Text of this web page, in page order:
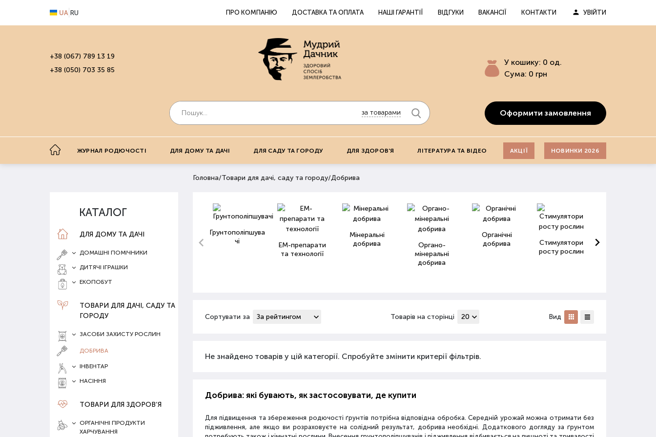
UA RU ПРО КОМПАНІЮ ДОСТАВКА ТА ОПЛАТА НАШІ ГАРАНТІЇ ВІДГУКИ ВАКАНСІЇ КОНТАКТИ УВІЙТИ
+38 (067) 789 13 19
+38 (050) 703 35 85
за товарами
У кошику: 0 од.
Сума: 0 грн
Оформити замовлення
ЖУРНАЛ РОДЮЧОСТІ ДЛЯ ДОМУ ТА ДАЧІ ДЛЯ САДУ ТА ГОРОДУ ДЛЯ ЗДОРОВ'Я ЛІТЕРАТУРА ТА ВІДЕО АКЦІЇ НОВИНКИ 2026
КАТАЛОГ
ДЛЯ ДОМУ ТА ДАЧІ
ДОМАШНІ ПОМІЧНИКИ
ДИТЯЧІ ІГРАШКИ
ЕКОПОБУТ
ТОВАРИ ДЛЯ ДАЧІ, САДУ ТА
ГОРОДУ
ЗАСОБИ ЗАХИСТУ РОСЛИН
ДОБРИВА
ІНВЕНТАР
НАСІННЯ
ТОВАРИ ДЛЯ ЗДОРОВ‘Я
ОРГАНІЧНІ ПРОДУКТИ
ХАРЧУВАННЯ
Головна/Товари для дачі, саду та городу/Добрива
Грунтополіпшува
чі
ЕМ-препарати
та технології
Мінеральні
добрива
Органо-
мінеральні
добрива
Органічні
добрива
Стимулятори
росту рослин
Сортувати за Товарів на сторінці Вид
Не знайдено товарів у цій категорії. Спробуйте змінити критерії фільтрів.
Добрива: які бувають, як застосовувати, де купити
Для підвищення та збереження родючості ґрунтів потрібна відповідна обробка. Середній урожай можна отримати без
підживлення, але якщо ви розраховуєте на солідний результат, добрива необхідні. Додаткового догляду за ґрунтом